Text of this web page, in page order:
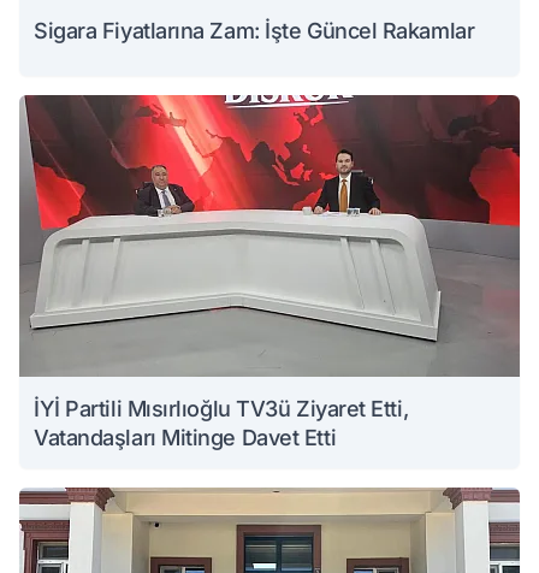
Sigara Fiyatlarına Zam: İşte Güncel Rakamlar
İYİ Partili Mısırlıoğlu TV3ü Ziyaret Etti,
Vatandaşları Mitinge Davet Etti